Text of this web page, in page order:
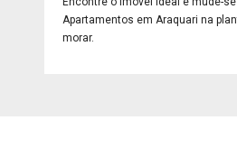
Apartamentos em Araquari na
morar.